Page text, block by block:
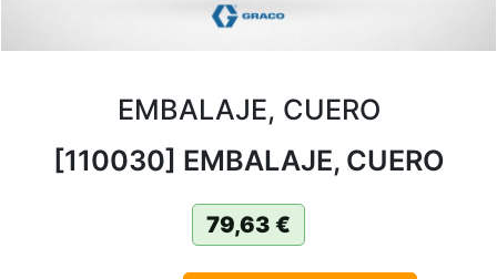
EMBALAJE, CUERO
[110030] EMBALAJE, CUERO
79,63 €